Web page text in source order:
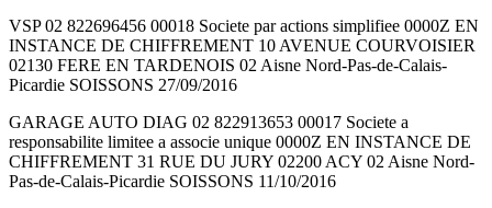
VSP 02 822696456 00018 Societe par actions simplifiee 0000Z EN
INSTANCE DE CHIFFREMENT 10 AVENUE COURVOISIER
02130 FERE EN TARDENOIS 02 Aisne Nord-Pas-de-Calais-
Picardie SOISSONS 27/09/2016
GARAGE AUTO DIAG 02 822913653 00017 Societe a
responsabilite limitee a associe unique 0000Z EN INSTANCE DE
CHIFFREMENT 31 RUE DU JURY 02200 ACY 02 Aisne Nord-
Pas-de-Calais-Picardie SOISSONS 11/10/2016